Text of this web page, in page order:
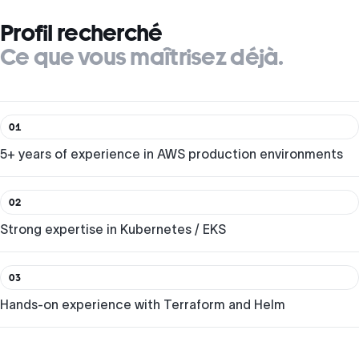
Profil recherché
Ce que vous maîtrisez déjà.
01
5+ years of experience in AWS production environments
02
Strong expertise in Kubernetes / EKS
03
Hands-on experience with Terraform and Helm